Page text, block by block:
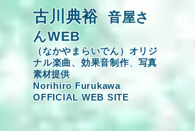
​古川典裕
音屋さ
んWEB
（なかやまらいでん）オリジ
ナル楽曲、効果音制作​、 写真
素材提供
​Norihiro Furukawa
OFFICIAL WEB SITE